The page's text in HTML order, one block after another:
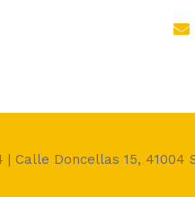
Calle Doncellas 15,